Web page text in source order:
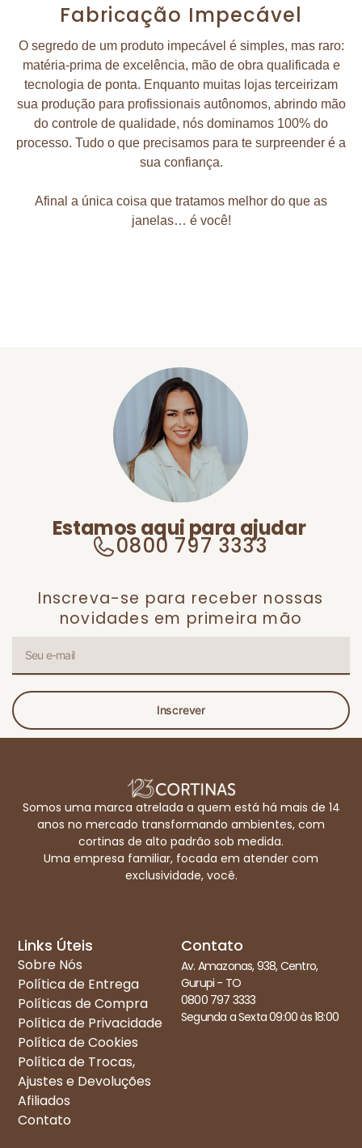
Fabricação Impecável
O segredo de um produto impecável é simples, mas raro:
matéria-prima de excelência, mão de obra qualificada e
tecnologia de ponta. Enquanto muitas lojas terceirizam
sua produção para profissionais autônomos, abrindo mão
do controle de qualidade, nós dominamos 100% do
processo. Tudo o que precisamos para te surpreender é a
sua confiança.
Afinal a única coisa que tratamos melhor do que as
janelas… é você!
Estamos aqui para ajudar
0800 797 3333
Inscreva-se para receber nossas
novidades em primeira mão
Inscrever
Somos uma marca atrelada a quem está há mais de 14
anos no mercado transformando ambientes, com
cortinas de alto padrão sob medida.
Uma empresa familiar, focada em atender com
exclusividade, você.
Links Úteis
Sobre Nós
Política de Entrega
Políticas de Compra
Política de Privacidade
Política de Cookies
Política de Trocas,
Ajustes e Devoluções
Afiliados
Contato
Contato
Av. Amazonas, 938, Centro,
Gurupi - TO
0800 797 3333
Segunda a Sexta 09:00 às 18:00